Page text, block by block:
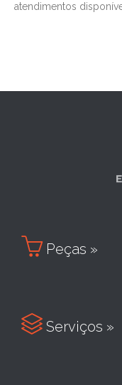
atendimentos
 Peças »
 Serviços »